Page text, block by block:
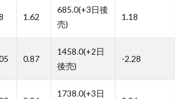
1.62
685.0(+3日後
売)
1.18
0.87
1458.0(+2日
後売)
-2.28
1738.0(+3日